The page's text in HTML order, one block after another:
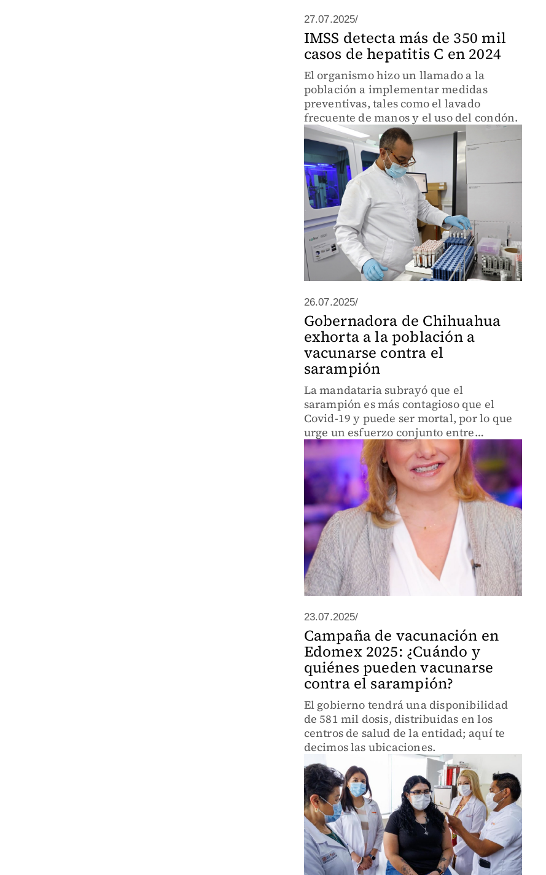
27.07.2025/
IMSS detecta más de 350 mil
casos de hepatitis C en 2024
El organismo hizo un llamado a la
población a implementar medidas
preventivas, tales como el lavado
frecuente de manos y el uso del condón.
26.07.2025/
Gobernadora de Chihuahua
exhorta a la población a
vacunarse contra el
sarampión
La mandataria subrayó que el
sarampión es más contagioso que el
Covid-19 y puede ser mortal, por lo que
urge un esfuerzo conjunto entre
ciudadanía.
23.07.2025/
Campaña de vacunación en
Edomex 2025: ¿Cuándo y
quiénes pueden vacunarse
contra el sarampión?
El gobierno tendrá una disponibilidad
de 581 mil dosis, distribuidas en los
centros de salud de la entidad; aquí te
decimos las ubicaciones.